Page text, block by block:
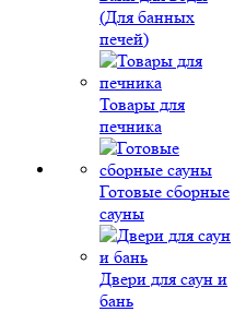
(Для банных
печей)
Товары для
печника
Готовые сборные
сауны
Двери для саун и
бань